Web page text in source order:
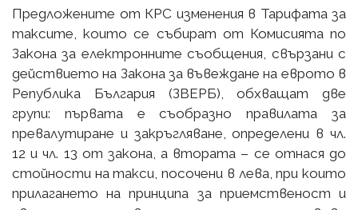
Предложените от КРС изменения в Тарифата за
таксите, които се събират от Комисията по
Закона за електронните съобщения, свързани с
действието на Закона за въвеждане на еврото в
Република България (ЗВЕРБ), обхващат две
групи: първата е съобразно правилата за
превалутиране и закръгляване, определени в чл.
12 и чл. 13 от закона, а втората – се отнася до
стойности на такси, посочени в лева, при които
прилагането на принципа за приемственост и